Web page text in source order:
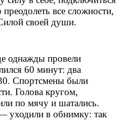
все сложности,
своей души.
однажды провели
60 минут: два
Спортсмены были
Голова кругом,
по мячу и шатались.
уходили в обнимку: так